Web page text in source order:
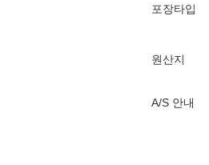
포장타입
원산지
A/S 안내